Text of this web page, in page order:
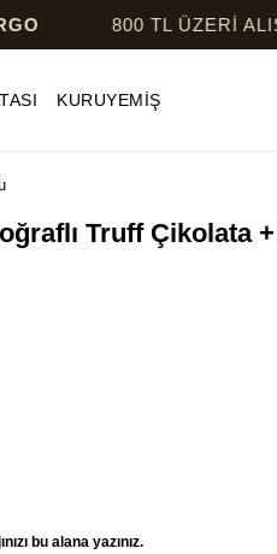
800 TL ÜZERİ
KURUYEMİŞ
Truff Çikolata
bu alana yazınız.